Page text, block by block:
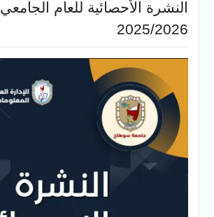
النشرة الأحصائية للعام الجامعي
2025/2026